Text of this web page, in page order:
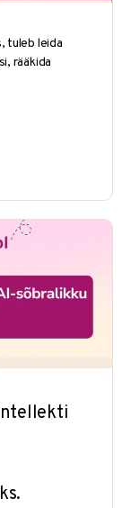
tuleb leida
rääkida